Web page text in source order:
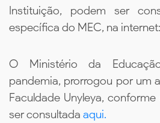
Instituição, podem ser
específica do MEC, na internet:
O Ministério da
pandemia, prorrogou por um
Faculdade Unyleya,
ser consultada aqui.